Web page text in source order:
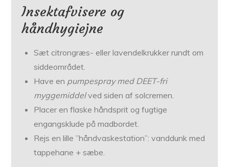
Insektafvisere og
håndhygiejne
Sæt citrongræs- eller lavendelkrukker rundt om
siddeområdet.
Have en pumpespray med DEET-fri
myggemiddelved siden af solcremen.
Placer en flaske håndsprit og fugtige
engangsklude på madbordet.
Rejs en lille ”håndvaskestation”: vanddunk med
tappehane + sæbe.